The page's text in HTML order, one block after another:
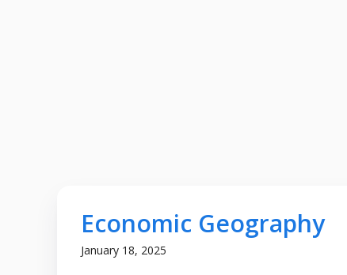
Economic Geography
January 18, 2025